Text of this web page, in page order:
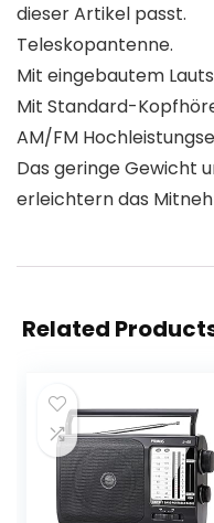
dieser Artikel passt.
Teleskopantenne.
Mit eingebautem
Mit Standard-
AM/FM
Das geringe Gewicht
erleichtern das
Related